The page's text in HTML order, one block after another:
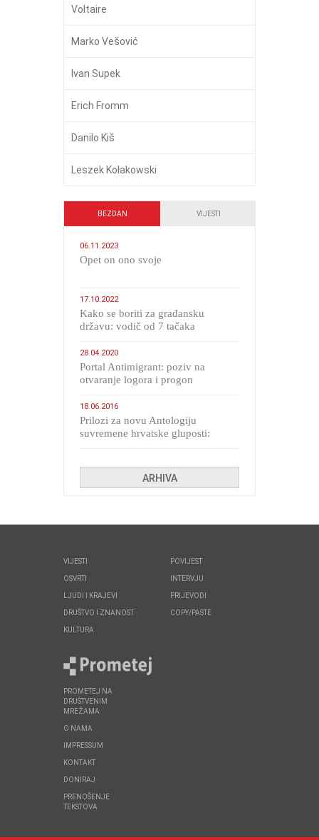
Voltaire
Marko Vešović
Ivan Supek
Erich Fromm
Danilo Kiš
Leszek Kołakowski
BEZDAN VIJESTI
06.11.2023
​Opet on ono svoje
17.10.2022
Kako se boriti za građansku
državu: vodič od 7 tačaka
28.04.2020
Portal Antimigrant: poziv na
otvaranje logora i progon
18.06.2016
Prilozi za novu Antologiju
suvremene hrvatske gluposti:
ARHIVA
VIJESTI
OSVRTI
LJUDI I KRAJEVI
DRUŠTVO I ZNANOST
KULTURA
POVIJEST
INTERVJU
PRIJEVODI
COPY/PASTE
PROMETEJ NA
DRUŠTVENIM
MREŽAMA
O NAMA
IMPRESSUM
KONTAKT
DONIRAJ
PRENOŠENJE
TEKSTOVA